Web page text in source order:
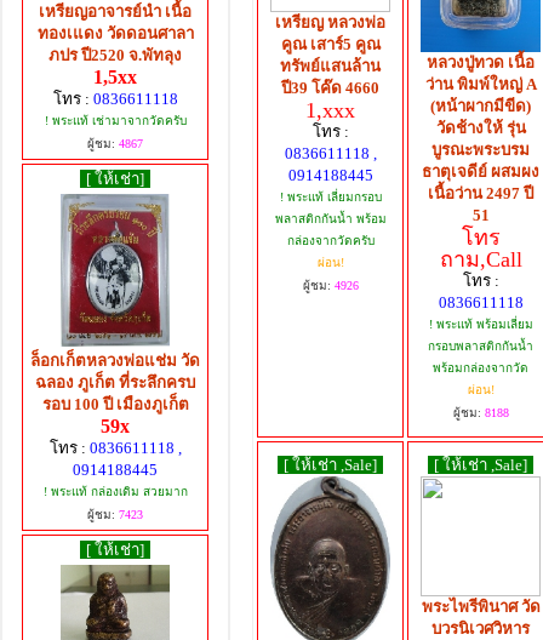
เหรียญอาจารย์นำ เนื้อ
ทองเแดง วัดดอนศาลา
ภปร ปี2520 จ.พัทลุง
1,5xx
โทร : 0836611118
! พระแท้ เช่ามาจากวัดครับ
ผู้ชม: 4867
[ ให้เช่า]
ล็อกเก็ตหลวงพ่อแช่ม วัด
ฉลอง ภูเก็ต ที่ระลึกครบ
รอบ 100 ปี เมืองภูเก็ต
59x
โทร : 0836611118 ,
0914188445
! พระแท้ กล่องเดิม สวยมาก
ผู้ชม: 7423
[ ให้เช่า]
เหรียญ หลวงพ่อ
คูณ เสาร์5 คูณ
ทรัพย์แสนล้าน
ปี39 โค๊ด 4660
1,xxx
โทร :
0836611118 ,
0914188445
! พระแท้ เลี่ยมกรอบ
พลาสติกกันน้ำ พร้อม
กล่องจากวัดครับ
ผ่อน!
ผู้ชม: 4926
หลวงปู่ทวด เนื้อ
ว่าน พิมพ์ใหญ่ A
(หน้าผากมีขีด)
วัดช้างให้ รุ่น
บูรณะพระบรม
ธาตุเจดีย์ ผสมผง
เนื้อว่าน 2497 ปี
51
โทร
ถาม,Call
โทร :
0836611118
! พระแท้ พร้อมเลี่ยม
กรอบพลาสติกกันน้ำ
พร้อมกล่องจากวัด
ผ่อน!
ผู้ชม: 8188
[ ให้เช่า ,Sale] [ ให้เช่า ,Sale]
พระไพรีพินาศ วัด
บวรนิเวศวิหาร